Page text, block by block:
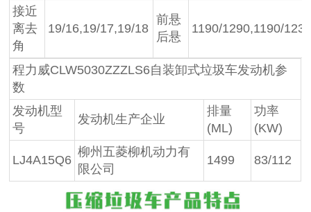
接近
离去
角
19/16,19/17,19/18
前悬
后悬
1190/1290,1190/
程力威CLW5030ZZZLS6自装卸式垃圾车发动机参
数
发动机型
号
发动机生产企业
排量
(ML)
功率
(KW)
LJ4A15Q6
柳州五菱柳机动力有
限公司
1499 83/112